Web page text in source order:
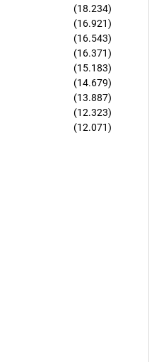
(18.234)
(16.921)
(16.543)
(16.371)
(15.183)
(14.679)
(13.887)
(12.323)
(12.071)